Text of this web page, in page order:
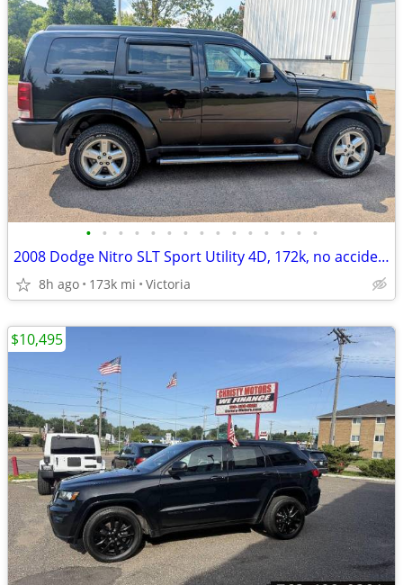
• • • • • • • • • • • • • • •
2008 Dodge Nitro SLT Sport Utility 4D, 172k, no accidents
8h ago 173k mi Victoria
$10,495